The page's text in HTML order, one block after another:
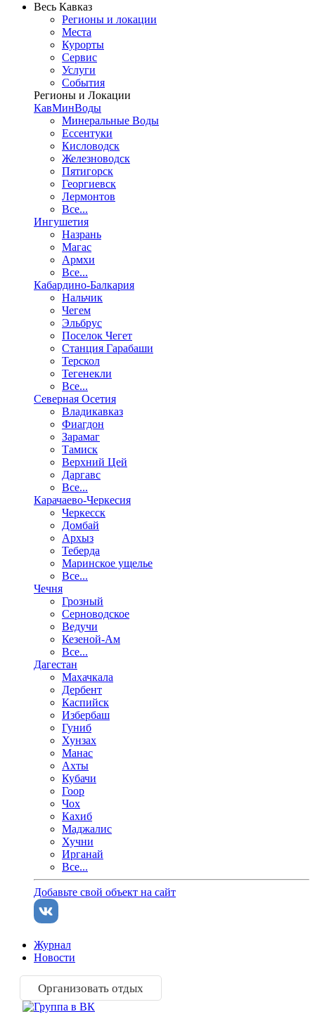
Весь Кавказ
Регионы и локации
Места
Курорты
Сервис
Услуги
События
Регионы и Локации
КавМинВоды
Минеральные Воды
Ессентуки
Кисловодск
Железноводск
Пятигорск
Георгиевск
Лермонтов
Все...
Ингушетия
Назрань
Магас
Армхи
Все...
Кабардино-Балкария
Нальчик
Чегем
Эльбрус
Поселок Чегет
Станция Гарабаши
Терскол
Тегенекли
Все...
Северная Осетия
Владикавказ
Фиагдон
Зарамаг
Тамиск
Верхний Цей
Даргавс
Все...
Карачаево-Черкесия
Черкесск
Домбай
Архыз
Теберда
Маринское ущелье
Все...
Чечня
Грозный
Серноводское
Ведучи
Кезеной-Ам
Все...
Дагестан
Махачкала
Дербент
Каспийск
Избербаш
Гуниб
Хунзах
Манас
Ахты
Кубачи
Гоор
Чох
Кахиб
Маджалис
Хучни
Ирганай
Все...
Добавьте свой объект на сайт
Журнал
Новости
Организовать отдых